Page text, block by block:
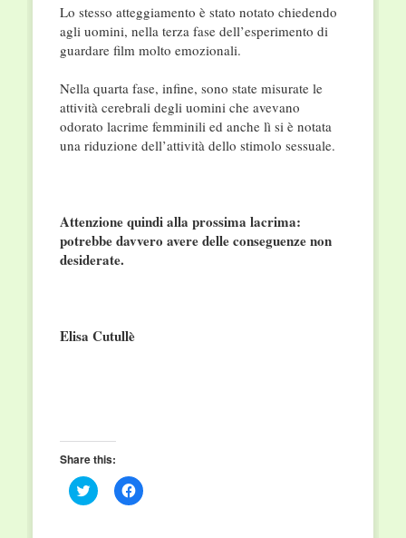
Lo stesso atteggiamento è stato notato chiedendo
agli uomini, nella terza fase dell’esperimento di
guardare film molto emozionali.
Nella quarta fase, infine, sono state misurate le
attività cerebrali degli uomini che avevano
odorato lacrime femminili ed anche lì si è notata
una riduzione dell’attività dello stimolo sessuale.
Attenzione quindi alla prossima lacrima:
potrebbe davvero avere delle conseguenze non
desiderate.
Elisa Cutullè
Share this:
Click
to
Click
to